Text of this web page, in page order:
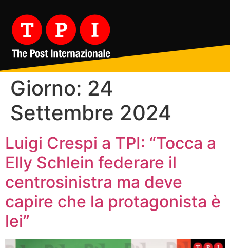
Giorno: 24
Settembre 2024
Luigi Crespi a TPI: “Tocca a
Elly Schlein federare il
centrosinistra ma deve
capire che la protagonista è
lei”